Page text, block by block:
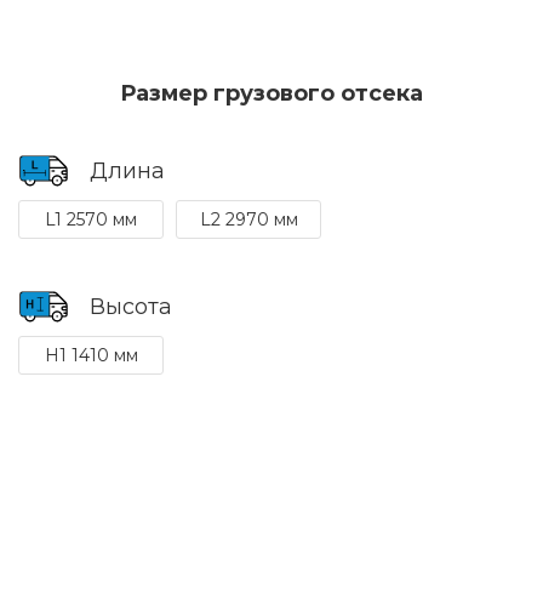
Размер грузового отсека
Длина
L1 2570 мм L2 2970 мм
Высота
H1 1410 мм